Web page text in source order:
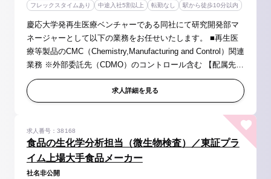
フレックスタイムあり
中途入社5割以上 転勤なし 駅から徒歩10分以内
慶応大学発再生医療ベンチャーである同社にて研究開発部マ
ネージャーとして以下の業務をお任せいたします。 ■再生医
療等製品のCMC（Chemistry,Manufacturing and Control）関連
業務 ※外部委託先（CDMO）のコントロール含む 【配属先】
研究開発室 【同社について】 ■「脂肪から血小板をつくり、
新しい血液の...
求人詳細を見る
食品の生化学分析担当（微生物検査）／東証プラ
イム上場大手食品メーカー
求人番号：38168
社名非公開